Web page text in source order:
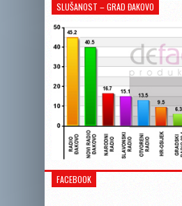
SLUŠANOST – GRAD ĐAKOVO
FACEBOOK